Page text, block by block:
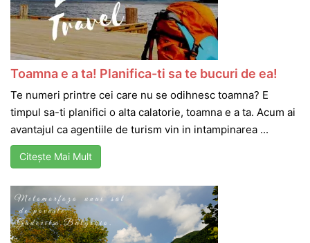
Toamna e a ta! Planifica-ti sa te bucuri de ea!
Te numeri printre cei care nu se odihnesc toamna? E
timpul sa-ti planifici o alta calatorie, toamna e a ta. Acum ai
avantajul ca agentiile de turism vin in intampinarea ...
Citește Mai Mult